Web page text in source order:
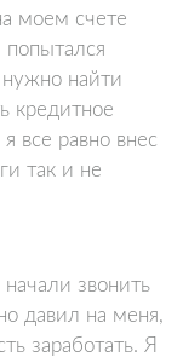
моем счете
нужно найти
кредитное
все равно внес
так и не
звонить
давил на меня,
заработать. Я